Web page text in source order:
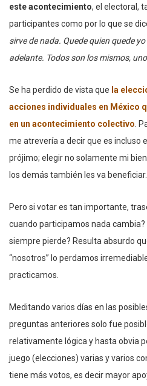
este acontecimiento, el electoral,
participantes como por lo que se
sirve de nada. Quede quien quede
adelante. Todos son los mismos,
Se ha perdido de vista que la
acciones individuales en México
en un acontecimiento colectivo.
me atrevería a decir que es incluso
prójimo; elegir no solamente mi
los demás también les va beneficiar.
Pero si votar es tan importante,
cuando participamos nada
siempre pierde? Resulta absurdo
“nosotros” lo perdamos
practicamos.
Meditando varios días en las
preguntas anteriores solo fue
relativamente lógica y hasta obvia
juego (elecciones) varias y varios
tiene más votos, es decir mayor